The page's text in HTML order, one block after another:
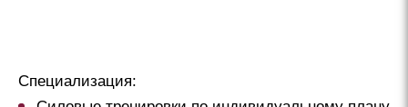
Специализация: